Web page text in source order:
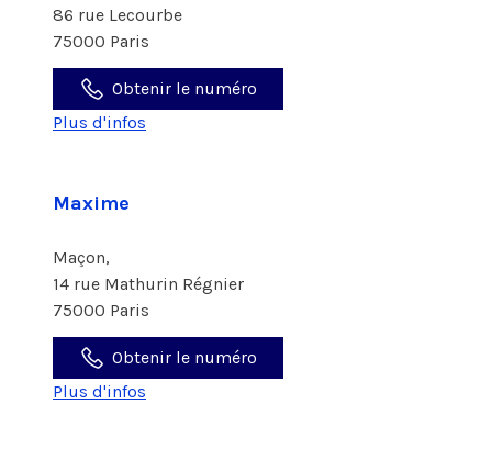
86 rue Lecourbe
75000 Paris
Obtenir le numéro
Plus d'infos
Maxime
Maçon,
14 rue Mathurin Régnier
75000 Paris
Obtenir le numéro
Plus d'infos